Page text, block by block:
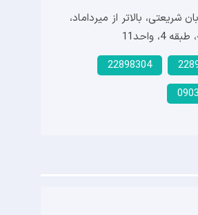
شریعتی، بالاتر از میرداماد،
22898304